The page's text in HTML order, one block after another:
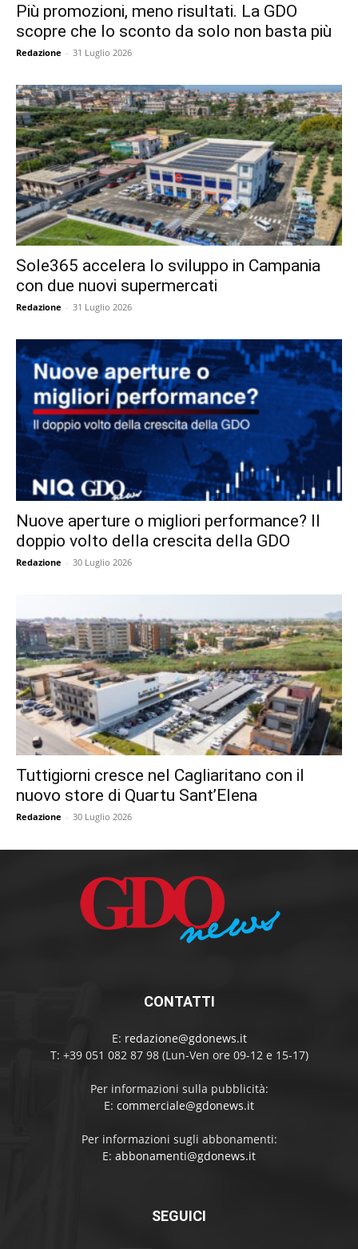
Più promozioni, meno risultati. La GDO
scopre che lo sconto da solo non basta più
Redazione - 31 Luglio 2026
Sole365 accelera lo sviluppo in Campania
con due nuovi supermercati
Redazione - 31 Luglio 2026
Nuove aperture o migliori performance? Il
doppio volto della crescita della GDO
Redazione - 30 Luglio 2026
Tuttigiorni cresce nel Cagliaritano con il
nuovo store di Quartu Sant’Elena
Redazione - 30 Luglio 2026
CONTATTI
E: redazione@gdonews.it
T: +39 051 082 87 98 (Lun-Ven ore 09-12 e 15-17)
Per informazioni sulla pubblicità:
E: commerciale@gdonews.it
Per informazioni sugli abbonamenti:
E: abbonamenti@gdonews.it
SEGUICI